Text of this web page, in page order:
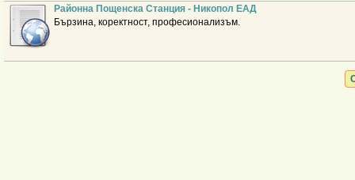
Районна Пощенска Станция - Никопол ЕАД
Бързина, коректност, професионализъм.